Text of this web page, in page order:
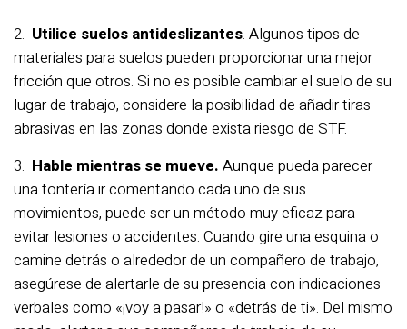
2. Utilice suelos antideslizantes. Algunos tipos de
materiales para suelos pueden proporcionar una mejor
fricción que otros. Si no es posible cambiar el suelo de su
lugar de trabajo, considere la posibilidad de añadir tiras
abrasivas en las zonas donde exista riesgo de STF.
3. Hable mientras se mueve. Aunque pueda parecer
una tontería ir comentando cada uno de sus
movimientos, puede ser un método muy eficaz para
evitar lesiones o accidentes. Cuando gire una esquina o
camine detrás o alrededor de un compañero de trabajo,
asegúrese de alertarle de su presencia con indicaciones
verbales como «¡voy a pasar!» o «detrás de ti». Del mismo